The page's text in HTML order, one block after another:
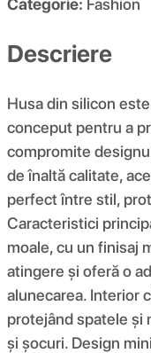
Categorie: Fashion
Descriere
Husa din silicon
conceput pentru a
compromite
de înaltă calitate,
perfect între stil,
Caracteristici
moale, cu un finisaj
atingere și oferă o
alunecarea. Interior
protejând spatele și
și șocuri. Design